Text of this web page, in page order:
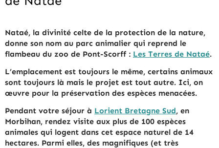
Nataé, la divinité celte de la protection de la nature,
donne son nom au parc animalier qui reprend le
flambeau du zoo de Pont-Scorff : Les Terres de Nataé.
L’emplacement est toujours le même, certains animaux
sont toujours là mais le projet est tout autre. Ici, on
œuvre pour la préservation des espèces menacées.
Pendant votre séjour à Lorient Bretagne Sud, en
Morbihan, rendez visite aux plus de 100 espèces
animales qui logent dans cet espace naturel de 14
hectares. Parmi elles, des magnifiques (et très